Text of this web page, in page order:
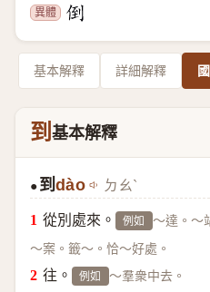
異體
基本解釋 詳細解釋
到 基本解釋
● 到dào ㄉㄠˋ
從別處來。 例如 ～達。～
～案。籤～。恰～好處。
往。 例如 ～羣衆中去。